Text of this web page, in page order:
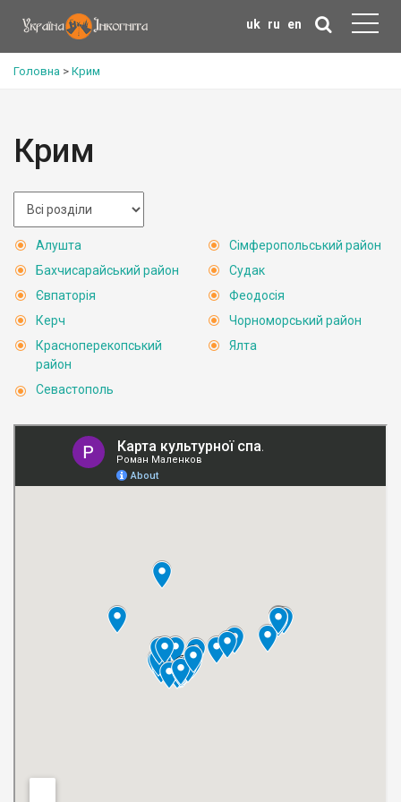
uk ru en
Головна > Крим
Крим
Алушта
Бахчисарайський район
Євпаторія
Керч
Красноперекопський
район
Севастополь
Сімферопольський район
Судак
Феодосія
Чорноморський район
Ялта